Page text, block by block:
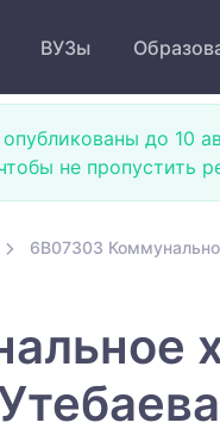
ВУЗы
до 10
не пропустить
6B07303